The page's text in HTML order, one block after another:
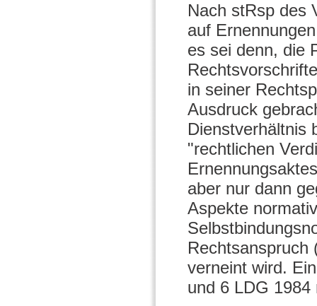
Nach stRsp des
auf
es sei denn, die
in seiner
Ausdruck
Dienstverhältnis
"rechtlichen
aber nur dann
Aspekte
Rechtsanspruch
verneint wird.
und 6 LDG